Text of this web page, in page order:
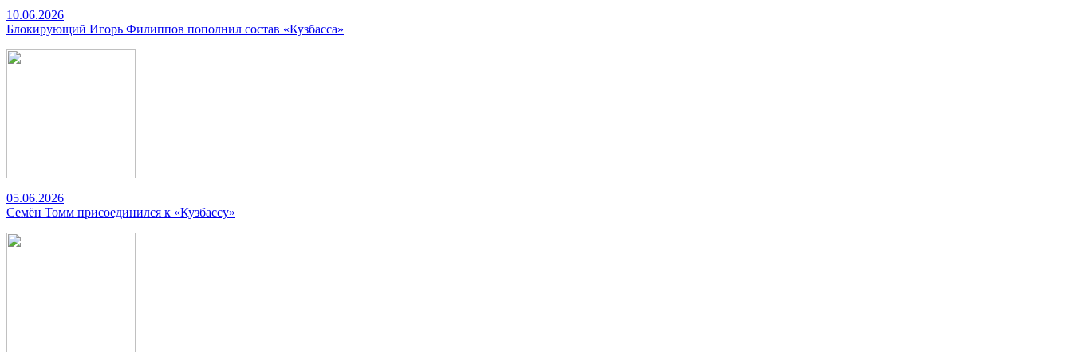
10.06.2026
Блокирующий Игорь Филиппов пополнил состав «Кузбасса»
05.06.2026
Семён Томм присоединился к «Кузбассу»